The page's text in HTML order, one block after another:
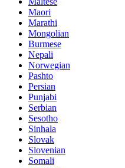
Maori
Marathi
Mongolian
Burmese
Nepali
Norwegian
Pashto
Persian
Punjabi
Serbian
Sesotho
Sinhala
Slovak
Slovenian
Somali